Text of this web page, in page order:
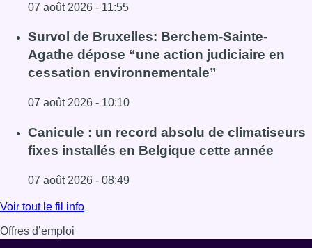
07 août 2026 - 11:55
Lire l'article Le Brussels Dance Festival revient du 14 au
Survol de Bruxelles: Berchem-Sainte-
Agathe dépose “une action judiciaire en
cessation environnementale”
07 août 2026 - 10:10
Lire l'article Survol de Bruxelles: Berchem-Sainte-
Canicule : un record absolu de climatiseurs
fixes installés en Belgique cette année
07 août 2026 - 08:49
Lire l'article Canicule : un record absolu de climatiseurs
Voir tout le fil info
Offres d’emploi